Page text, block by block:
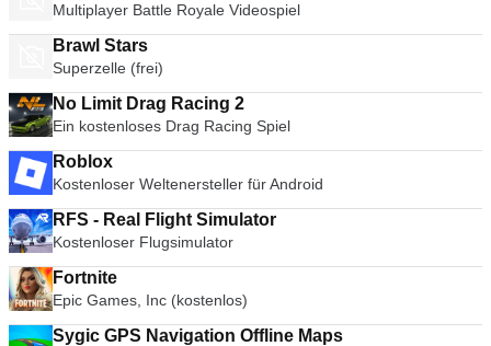
Multiplayer Battle Royale Videospiel
Brawl Stars
Superzelle (frei)
No Limit Drag Racing 2
Ein kostenloses Drag Racing Spiel
Roblox
Kostenloser Weltenersteller für Android
RFS - Real Flight Simulator
Kostenloser Flugsimulator
Fortnite
Epic Games, Inc (kostenlos)
Sygic GPS Navigation Offline Maps